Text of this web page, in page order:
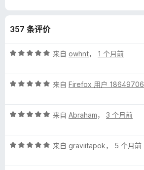
评
价
5
357 条评价
评
/
来自 owhnt， 1 个月前
评
/
来自 Firefox 用户 18649706
评
/
来自 Abraham， 3 个月前
评
来自 graviitapok， 5 个月前